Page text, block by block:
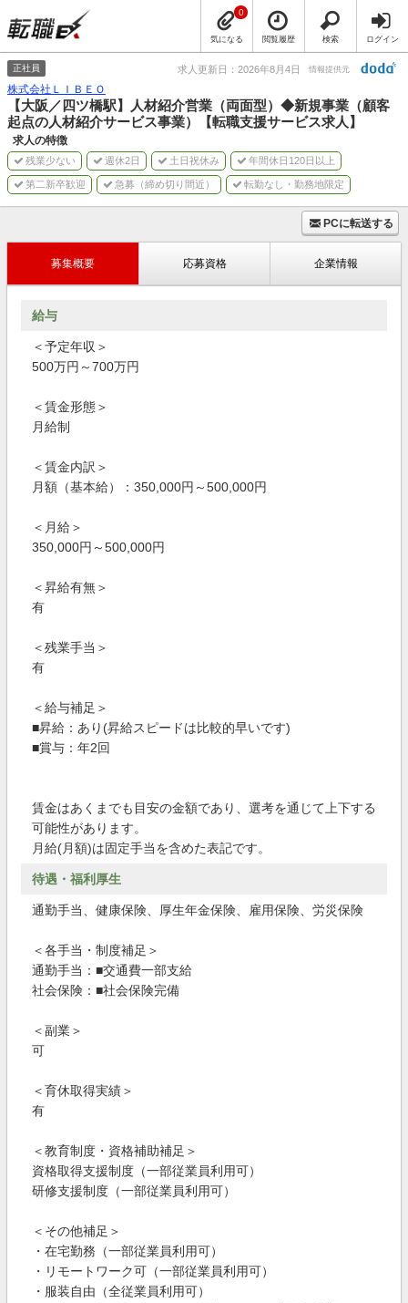
気になる
0
閲覧履歴 検索 ログイン
正社員 求人更新日：2026年8月4日 情報提供元
株式会社ＬＩＢＥＯ
【大阪／四ツ橋駅】人材紹介営業（両面型）◆新規事業（顧客
起点の人材紹介サービス事業）【転職支援サービス求人】
求人の特徴
残業少ない 週休2日 土日祝休み 年間休日120日以上
第二新卒歓迎 急募（締め切り間近） 転勤なし・勤務地限定
PCに転送する
募集概要 応募資格 企業情報
給与
＜予定年収＞
500万円～700万円
＜賃金形態＞
月給制
＜賃金内訳＞
月額（基本給）：350,000円～500,000円
＜月給＞
350,000円～500,000円
＜昇給有無＞
有
＜残業手当＞
有
＜給与補足＞
■昇給：あり(昇給スピードは比較的早いです)
■賞与：年2回
賃金はあくまでも目安の金額であり、選考を通じて上下する
可能性があります。
月給(月額)は固定手当を含めた表記です。
待遇・福利厚生
通勤手当、健康保険、厚生年金保険、雇用保険、労災保険
＜各手当・制度補足＞
通勤手当：■交通費一部支給
社会保険：■社会保険完備
＜副業＞
可
＜育休取得実績＞
有
＜教育制度・資格補助補足＞
資格取得支援制度（一部従業員利用可）
研修支援制度（一部従業員利用可）
＜その他補足＞
・在宅勤務（一部従業員利用可）
・リモートワーク可（一部従業員利用可）
・服装自由（全従業員利用可）